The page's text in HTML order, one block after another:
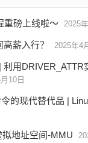
重磅上线啦～ 2025
薪入行？ 2025年4
利用DRIVER_ATTR
10日
的现代替代品 |
地址空间-MMU